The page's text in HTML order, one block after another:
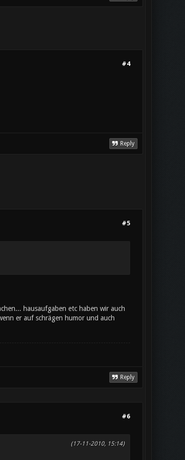
#4
Reply
#5
hausaufgaben etc haben wir auch
er auf schrägen humor und auch
Reply
#6
(17-11-2010, 15:14)